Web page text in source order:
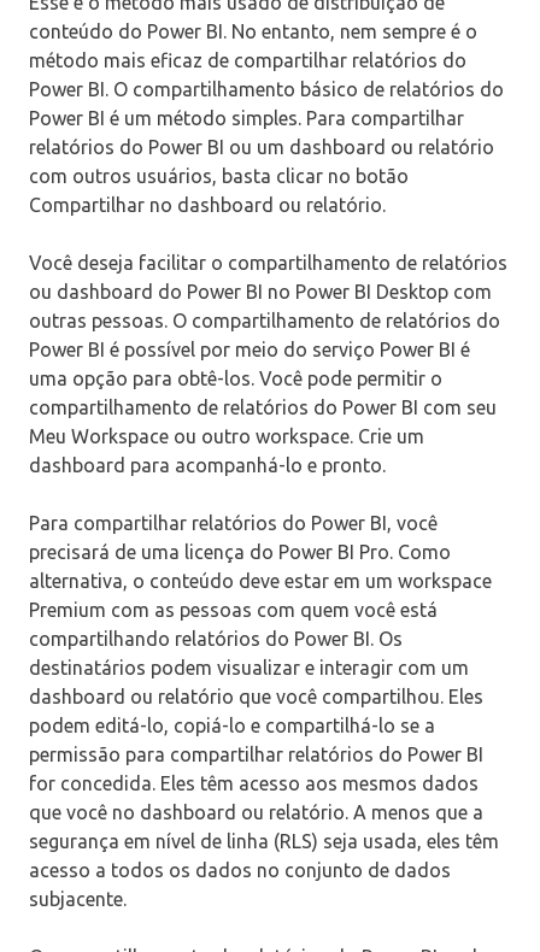
conteúdo do Power BI. No entanto, nem sempre é o
método mais eficaz de compartilhar relatórios do
Power BI. O compartilhamento básico de relatórios do
Power BI é um método simples. Para compartilhar
relatórios do Power BI ou um dashboard ou relatório
com outros usuários, basta clicar no botão
Compartilhar no dashboard ou relatório.
Você deseja facilitar o compartilhamento de relatórios
ou dashboard do Power BI no Power BI Desktop com
outras pessoas. O compartilhamento de relatórios do
Power BI é possível por meio do serviço Power BI é
uma opção para obtê-los. Você pode permitir o
compartilhamento de relatórios do Power BI com seu
Meu Workspace ou outro workspace. Crie um
dashboard para acompanhá-lo e pronto.
Para compartilhar relatórios do Power BI, você
precisará de uma licença do Power BI Pro. Como
alternativa, o conteúdo deve estar em um workspace
Premium com as pessoas com quem você está
compartilhando relatórios do Power BI. Os
destinatários podem visualizar e interagir com um
dashboard ou relatório que você compartilhou. Eles
podem editá-lo, copiá-lo e compartilhá-lo se a
permissão para compartilhar relatórios do Power BI
for concedida. Eles têm acesso aos mesmos dados
que você no dashboard ou relatório. A menos que a
segurança em nível de linha (RLS) seja usada, eles têm
acesso a todos os dados no conjunto de dados
subjacente.